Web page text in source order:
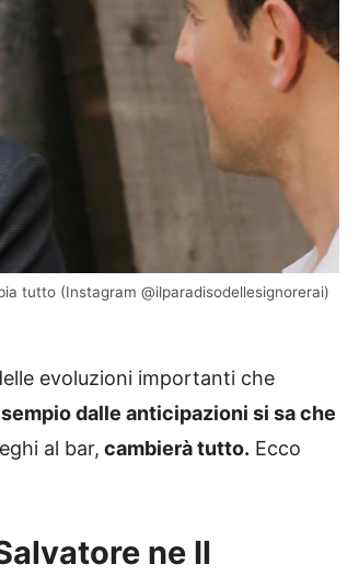
tutto (Instagram @ilparadisodellesignorerai)
evoluzioni importanti che
dalle anticipazioni si sa che
al bar, cambierà tutto. Ecco
ne Il